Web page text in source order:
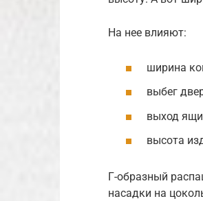
На нее влияют:
ширина
выбег
выход
высота
Г-образный
насадки на